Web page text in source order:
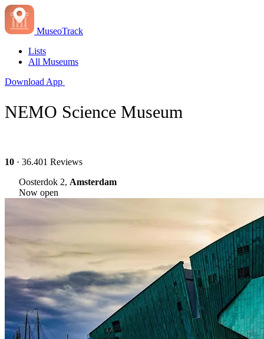
MuseoTrack
Lists
All Museums
Download App
NEMO Science Museum
10 · 36.401 Reviews
Oosterdok 2, Amsterdam
Now open